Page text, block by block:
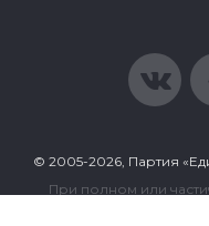
© 2005-2026, Партия
При полном или